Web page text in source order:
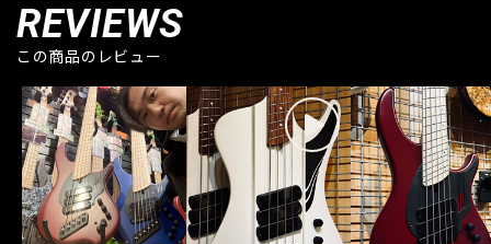
REVIEWS
この商品のレビュー